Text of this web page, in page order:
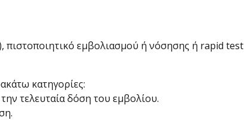
εμβολιασμού ή νόσησης ή rapid
κατηγορίες:
τελευταία δόση του εμβολίου.